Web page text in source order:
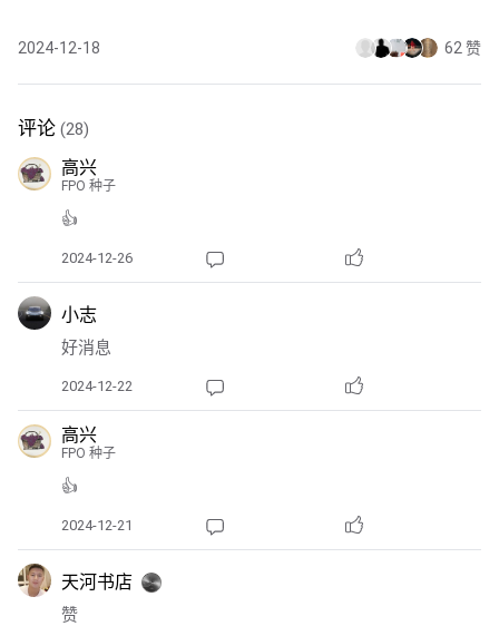
2024-12-18 62 赞
评论 (28)
高兴
FPO 种子
👍
2024-12-26
小志
好消息
2024-12-22
高兴
FPO 种子
👍
2024-12-21
天河书店
赞